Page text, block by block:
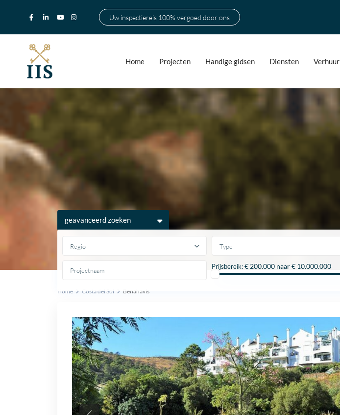
Uw inspectiereis 100% vergoed door ons
Home Projecten Handige gidsen Diensten Verhuur
geavanceerd zoeken
Regio Type
Prijsbereik: € 200.000 naar € 10.000.000
Home Costa del Sol Benahavís